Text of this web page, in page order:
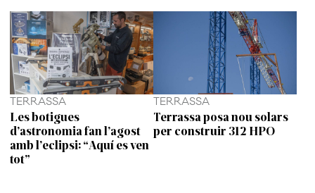
TERRASSA
Les botigues
d’astronomia fan l’agost
amb l’eclipsi: “Aquí es ven
tot”
TERRASSA
Terrassa posa nou solars
per construir 312 HPO